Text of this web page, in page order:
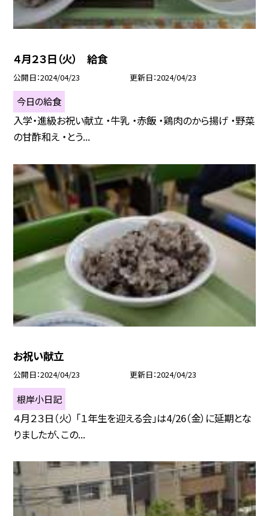
４月２３日（火） 給食
公開日 2024/04/23 更新日 2024/04/23
今日の給食
入学・進級お祝い献立 ・牛乳 ・赤飯 ・鶏肉のから揚げ ・野菜
の甘酢和え ・とう...
お祝い献立
公開日 2024/04/23 更新日 2024/04/23
根岸小日記
４月２３日（火） 「１年生を迎える会」は4/26（金）に延期とな
りましたが、この...